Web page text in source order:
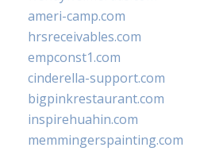
ameri-camp.com
hrsreceivables.com
empconst1.com
cinderella-support.com
bigpinkrestaurant.com
inspirehuahin.com
memmingerspainting.com